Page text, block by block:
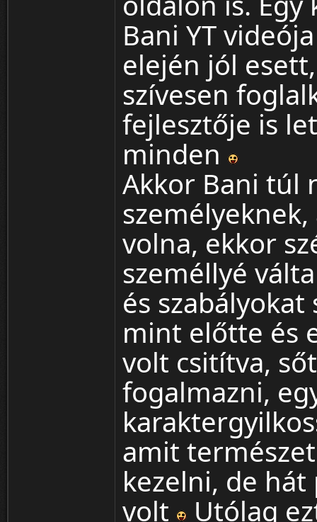
Bani YT
elején jól
szívesen
fejlesztője is
minden
Akkor Bani túl
volna, ekkor
személlyé
és
mint előtte és
volt csitítva,
fogalmazni,
amit
kezelni, de hát
volt
Utólag